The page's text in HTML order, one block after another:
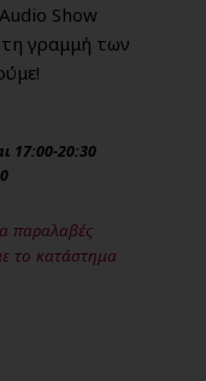
Show
γραμμή των
17:00-20:30
παραλαβές
το κατάστημα